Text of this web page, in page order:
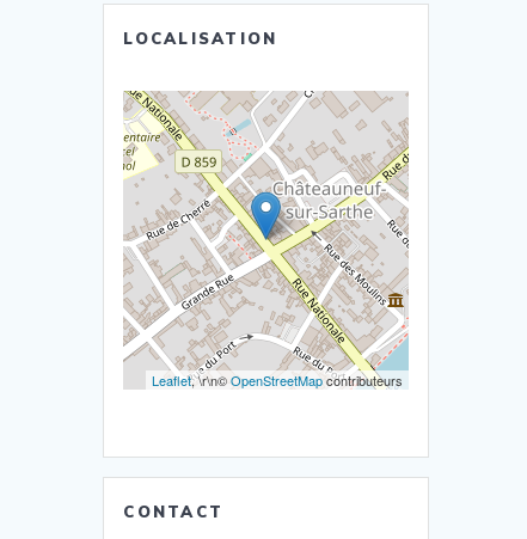
LOCALISATION
Leaflet, \r\n©OpenStreetMapcontributeurs
CONTACT